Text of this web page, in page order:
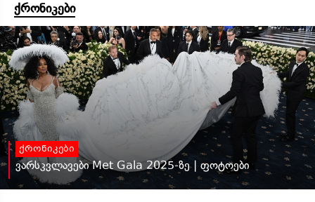
ქრონიკები
ქრონიკები
ვარსკვლავები Met Gala 2025-ზე | ფოტოები